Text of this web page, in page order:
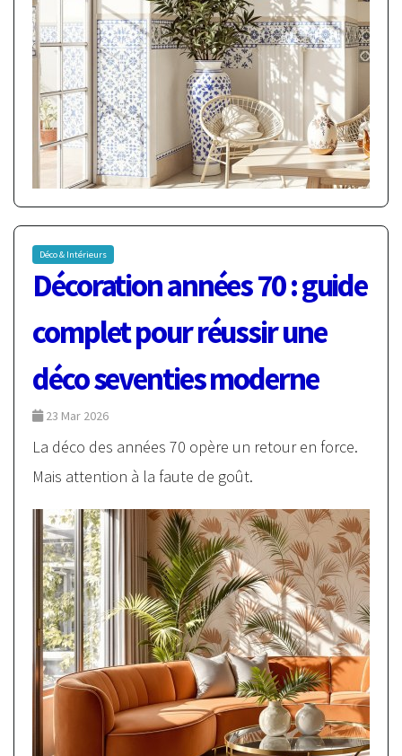
Déco & Intérieurs
Décoration années 70 : guide
complet pour réussir une
déco seventies moderne
23 Mar 2026
La déco des années 70 opère un retour en force.
Mais attention à la faute de goût.